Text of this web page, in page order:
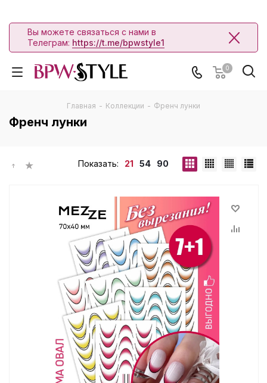
Вы можете связаться с нами в
Телеграм: https://t.me/bpwstyle1
0
Главная - Коллекции - Френч лунки
Френч лунки
Показать: 21 54 90